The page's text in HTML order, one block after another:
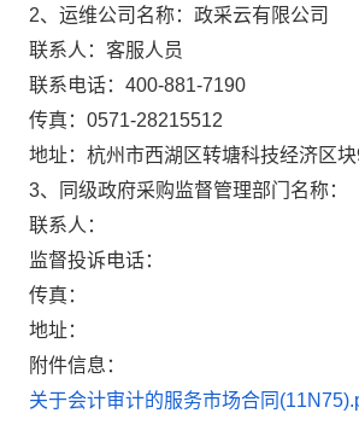
2、运维公司名称：政采云有限公司
联系人：客服人员
联系电话：400-881-7190
传真：0571-28215512
地址：杭州市西湖区转塘科技经济区
3、同级政府采购监督管理部门名称：
联系人：
监督投诉电话：
传真：
地址：
附件信息：
关于会计审计的服务市场合同